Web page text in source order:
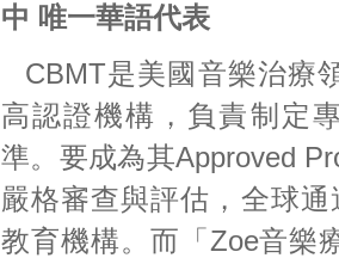
中 唯一華語代表
CBMT是美國音樂治療
高認證機構，負責制定
準。要成為其Approved
嚴格審查與評估，全球通
教育機構。而「Zoe音樂